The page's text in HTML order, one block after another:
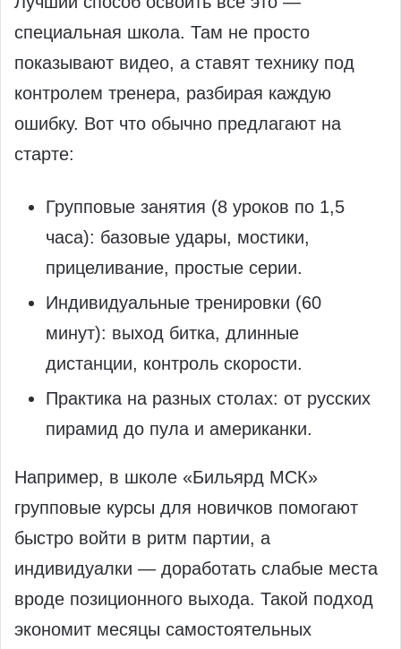
специальная школа. Там не просто
показывают видео, а ставят технику под
контролем тренера, разбирая каждую
ошибку. Вот что обычно предлагают на
старте:
Групповые занятия (8 уроков по 1,5
часа): базовые удары, мостики,
прицеливание, простые серии.
Индивидуальные тренировки (60
минут): выход битка, длинные
дистанции, контроль скорости.
Практика на разных столах: от русских
пирамид до пула и американки.
Например, в школе «Бильярд МСК»
групповые курсы для новичков помогают
быстро войти в ритм партии, а
индивидуалки — доработать слабые места
вроде позиционного выхода. Такой подход
экономит месяцы самостоятельных